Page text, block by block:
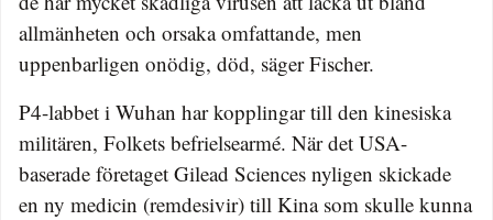
allmänheten och orsaka omfattande, men
uppenbarligen onödig, död, säger Fischer.
P4-labbet i Wuhan har kopplingar till den kinesiska
militären, Folkets befrielsearmé. När det USA-
baserade företaget Gilead Sciences nyligen skickade
en ny medicin (remdesivir) till Kina som skulle kunna